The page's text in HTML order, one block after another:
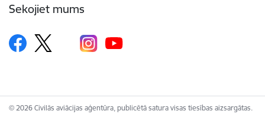
Sekojiet mums
© 2026 Civilās aviācijas aģentūra, publicētā satura visas tiesības aizsargātas.